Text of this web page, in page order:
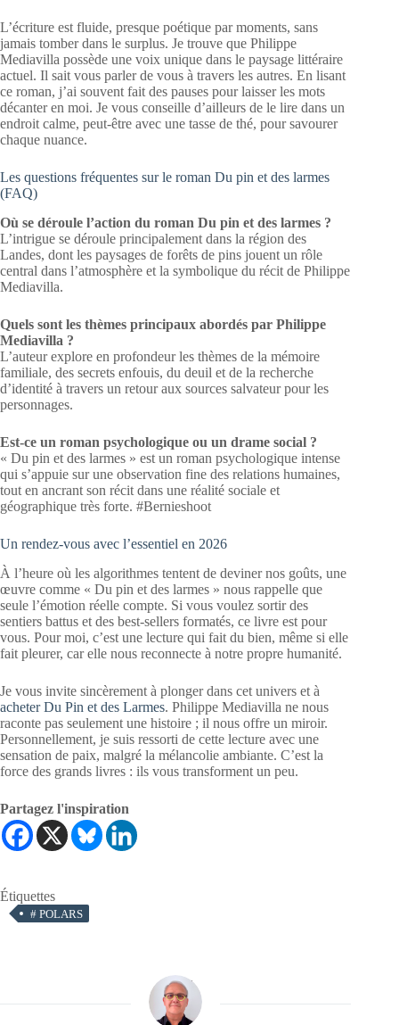
L’écriture est fluide, presque poétique par moments, sans
jamais tomber dans le surplus. Je trouve que Philippe
Mediavilla possède une voix unique dans le paysage littéraire
actuel. Il sait vous parler de vous à travers les autres. En lisant
ce roman, j’ai souvent fait des pauses pour laisser les mots
décanter en moi. Je vous conseille d’ailleurs de le lire dans un
endroit calme, peut-être avec une tasse de thé, pour savourer
chaque nuance.
Les questions fréquentes sur le roman Du pin et des larmes
(FAQ)
Où se déroule l’action du roman Du pin et des larmes ?
L’intrigue se déroule principalement dans la région des
Landes, dont les paysages de forêts de pins jouent un rôle
central dans l’atmosphère et la symbolique du récit de Philippe
Mediavilla.
Quels sont les thèmes principaux abordés par Philippe
Mediavilla ?
L’auteur explore en profondeur les thèmes de la mémoire
familiale, des secrets enfouis, du deuil et de la recherche
d’identité à travers un retour aux sources salvateur pour les
personnages.
Est-ce un roman psychologique ou un drame social ?
« Du pin et des larmes » est un roman psychologique intense
qui s’appuie sur une observation fine des relations humaines,
tout en ancrant son récit dans une réalité sociale et
géographique très forte. #Bernieshoot
Un rendez-vous avec l’essentiel en 2026
À l’heure où les algorithmes tentent de deviner nos goûts, une
œuvre comme « Du pin et des larmes » nous rappelle que
seule l’émotion réelle compte. Si vous voulez sortir des
sentiers battus et des best-sellers formatés, ce livre est pour
vous. Pour moi, c’est une lecture qui fait du bien, même si elle
fait pleurer, car elle nous reconnecte à notre propre humanité.
Je vous invite sincèrement à plonger dans cet univers et à
acheter Du Pin et des Larmes. Philippe Mediavilla ne nous
raconte pas seulement une histoire ; il nous offre un miroir.
Personnellement, je suis ressorti de cette lecture avec une
sensation de paix, malgré la mélancolie ambiante. C’est la
force des grands livres : ils vous transforment un peu.
Partagez l'inspiration
Étiquettes
# POLARS